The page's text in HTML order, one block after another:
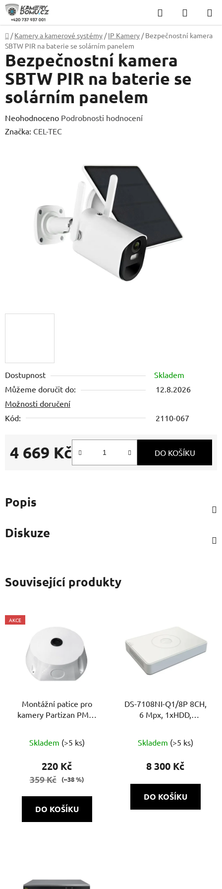
Přejít
obsah
Hledat
KOŠÍK
Domů
/ Kamery a kamerové systémy / IP Kamery / Bezpečnostní kamera
SBTW PIR na baterie se solárním panelem
Dostupnost
Skladem
Můžeme doručit do:
12.8.2026
Možnosti doručení
Kód:
2110-067
4 669 Kč DO KOŠÍKU
Bezpečnostní kamera
SBTW PIR na baterie se
solárním panelem
Průměrné
hodnocení
hvězdiček.
Neohodnoceno Podrobnosti hodnocení
Značka: CEL-TEC
Popis
Diskuze
Související produkty
AKCE
Montážní patice pro
kamery Partizan PMB-
Skladem (>5 ks)
220 Kč
359 Kč (–38 %)
DO KOŠÍKU
DS-7108NI-Q1/8P 8CH,
6 Mpx, 1xHDD,
Skladem (>5 ks)
8 300 Kč
DO KOŠÍKU